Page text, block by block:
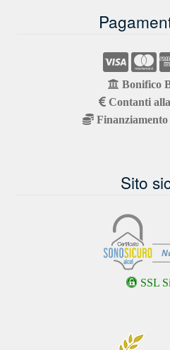
Bonifico
Contanti
Sito
SSL